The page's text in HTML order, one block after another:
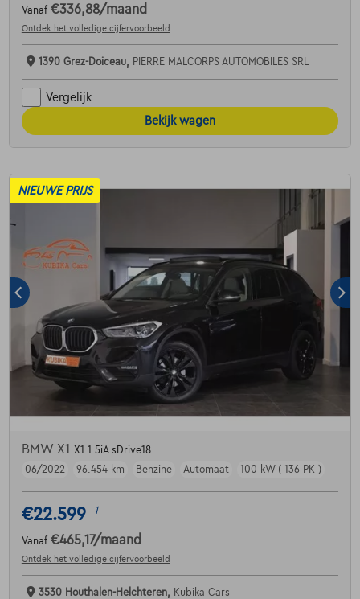
Vanaf €336,88/maand
Ontdek het volledige cijfervoorbeeld
1390 Grez-Doiceau, PIERRE MALCORPS AUTOMOBILES SRL
Vergelijk
Bekijk wagen
NIEUWE PRIJS
BMW X1 X1 1.5iA sDrive18
06/2022
96.454 km Benzine Automaat 100 kW ( 136 PK )
€22.599 1
Vanaf €465,17/maand
Ontdek het volledige cijfervoorbeeld
3530 Houthalen-Helchteren, Kubika Cars